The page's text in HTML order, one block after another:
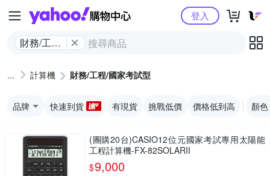
Yahoo購物中心
財務/工程/
型
登入
計算機 財務/工程/國家考試型
品牌 快速到貨 有現貨 挑戰低價 價格低到高 顏色
(團購20台)CASIO12位元國家考試專用太陽能
工程計算機-FX-82SOLARII
$9,000